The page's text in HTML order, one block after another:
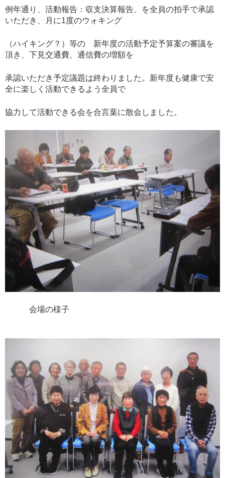
例年通り、活動報告：収支決算報告、を全員の拍手で承認
いただき、月に1度のウォキング
（ハイキング？）等の 新年度の活動予定予算案の審議を
頂き、下見交通費、通信費の増額を
承認いただき予定議題は終わりました。新年度も健康で安
全に楽しく活動できるよう全員で
協力して活動できる会を合言葉に散会しました。
会場の様子